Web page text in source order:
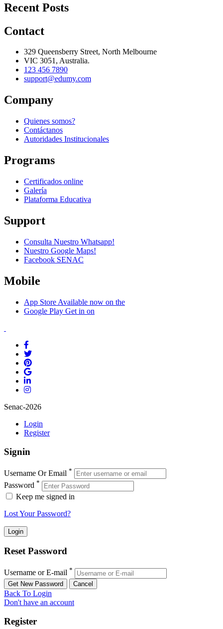
Recent Posts
Contact
329 Queensberry Street, North Melbourne
VIC 3051, Australia.
123 456 7890
support@edumy.com
Company
Quienes somos?
Contáctanos
Autoridades Institucionales
Programs
Certificados online
Galería
Plataforma Educativa
Support
Consulta Nuestro Whatsapp!
Nuestro Google Maps!
Facebook SENAC
Mobile
App Store Available now on the
Google Play Get in on
Senac-2026
Login
Register
Signin
Username Or Email *
Password *
Keep me signed in
Lost Your Password?
Reset Password
Username or E-mail *
Back To Login
Don't have an account
Register